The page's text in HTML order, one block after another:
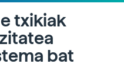
txikiak
bat